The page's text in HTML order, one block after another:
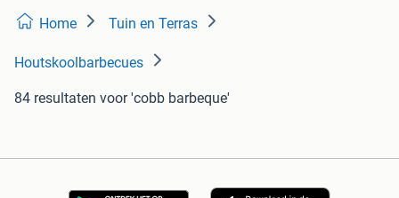
Home Tuin en Terras
Houtskoolbarbecues
84 resultaten voor 'cobb barbeque'